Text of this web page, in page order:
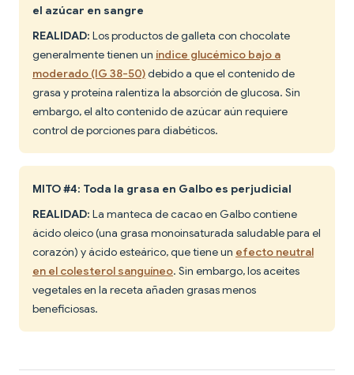
el azúcar en sangre
REALIDAD: Los productos de galleta con chocolate
generalmente tienen un índice glucémico bajo a
moderado (IG 38-50)debido a que el contenido de
grasa y proteína ralentiza la absorción de glucosa. Sin
embargo, el alto contenido de azúcar aún requiere
control de porciones para diabéticos.
MITO #4: Toda la grasa en Galbo es perjudicial
REALIDAD: La manteca de cacao en Galbo contiene
ácido oleico (una grasa monoinsaturada saludable para el
corazón) y ácido esteárico, que tiene un efecto neutral
en el colesterol sanguíneo. Sin embargo, los aceites
vegetales en la receta añaden grasas menos
beneficiosas.